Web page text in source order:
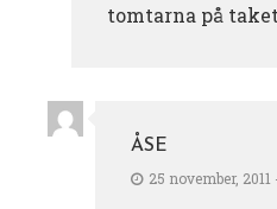
tomtarna på
ÅSE
25 november, 2011